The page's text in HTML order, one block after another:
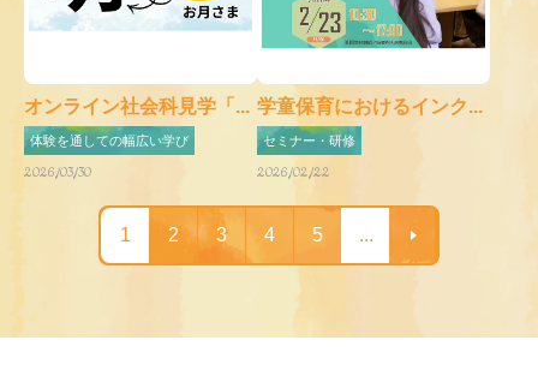
オンライン社会科見学「...
体験を通しての幅広い学び
2026/03/30
学童保育におけるインク...
セミナー・研修
2026/02/22
1 2 3 4 5 ...